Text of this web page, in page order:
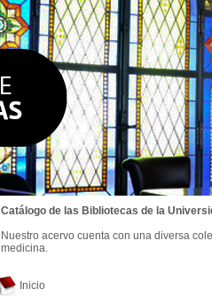
Inicio
Catálogo de las Bibliotecas de la
Nuestro acervo cuenta con una diversa
medicina.